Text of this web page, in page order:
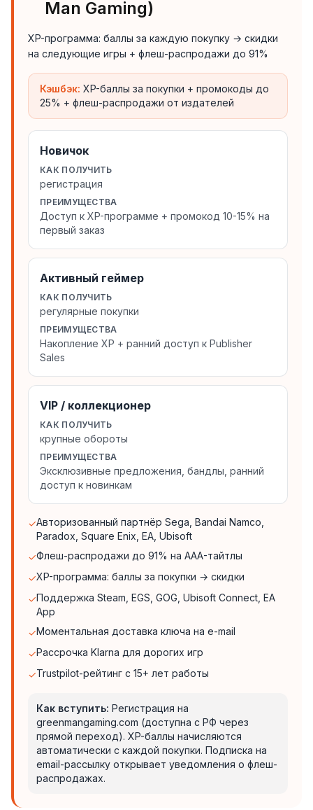
Man Gaming)
XP-программа: баллы за каждую покупку → скидки
на следующие игры + флеш-распродажи до 91%
Кэшбэк: XP-баллы за покупки + промокоды до
25% + флеш-распродажи от издателей
Новичок
КАК ПОЛУЧИТЬ
регистрация
ПРЕИМУЩЕСТВА
Доступ к XP-программе + промокод 10-15% на
первый заказ
Активный геймер
КАК ПОЛУЧИТЬ
регулярные покупки
ПРЕИМУЩЕСТВА
Накопление XP + ранний доступ к Publisher
Sales
VIP / коллекционер
КАК ПОЛУЧИТЬ
крупные обороты
ПРЕИМУЩЕСТВА
Эксклюзивные предложения, бандлы, ранний
доступ к новинкам
✓Авторизованный партнёр Sega, Bandai Namco,
Paradox, Square Enix, EA, Ubisoft
✓Флеш-распродажи до 91% на AAA-тайтлы
✓XP-программа: баллы за покупки → скидки
✓Поддержка Steam, EGS, GOG, Ubisoft Connect, EA
App
✓Моментальная доставка ключа на e-mail
✓Рассрочка Klarna для дорогих игр
✓Trustpilot-рейтинг с 15+ лет работы
Как вступить: Регистрация на
greenmangaming.com (доступна с РФ через
прямой переход). XP-баллы начисляются
автоматически с каждой покупки. Подписка на
email-рассылку открывает уведомления о флеш-
распродажах.